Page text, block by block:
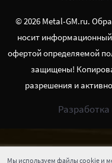
© 2026 Metal-GM.ru.
носит информационный
офертой определяемой
защищены!
разрешения и
Мы используем файлы cookie и